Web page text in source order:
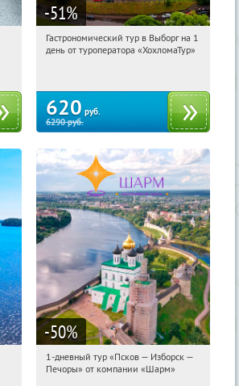
-51%
07:31:54 Купили:5
Гастрономический тур в Выборг на 1
день от туроператора «ХохломаТур»
620 руб.
6290руб.
-50%
07:31:54 Купили:12
1-дневный тур «Псков — Изборск —
Печоры» от компании «Шарм»